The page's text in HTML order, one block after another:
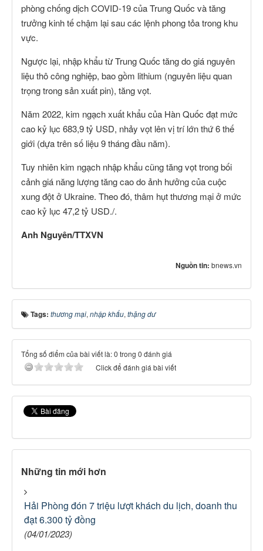
phòng chống dịch COVID-19 của Trung Quốc và tăng
trưởng kinh tế chậm lại sau các lệnh phong tỏa trong khu
vực.
Ngược lại, nhập khẩu từ Trung Quốc tăng do giá nguyên
liệu thô công nghiệp, bao gồm lithium (nguyên liệu quan
trọng trong sản xuất pin), tăng vọt.
Năm 2022, kim ngạch xuất khẩu của Hàn Quốc đạt mức
cao kỷ lục 683,9 tỷ USD, nhảy vọt lên vị trí lớn thứ 6 thế
giới (dựa trên số liệu 9 tháng đầu năm).
Tuy nhiên kim ngạch nhập khẩu cũng tăng vọt trong bối
cảnh giá năng lượng tăng cao do ảnh hưởng của cuộc
xung đột ở Ukraine. Theo đó, thâm hụt thương mại ở mức
cao kỷ lục 47,2 tỷ USD./.
Anh Nguyên/TTXVN
Nguồn tin: bnews.vn
Tags: thương mại, nhập khẩu, thặng dư
Tổng số điểm của bài viết là: 0 trong 0 đánh giá
Click để đánh giá bài viết
Những tin mới hơn
Hải Phòng đón 7 triệu lượt khách du lịch, doanh thu
đạt 6.300 tỷ đồng
(04/01/2023)